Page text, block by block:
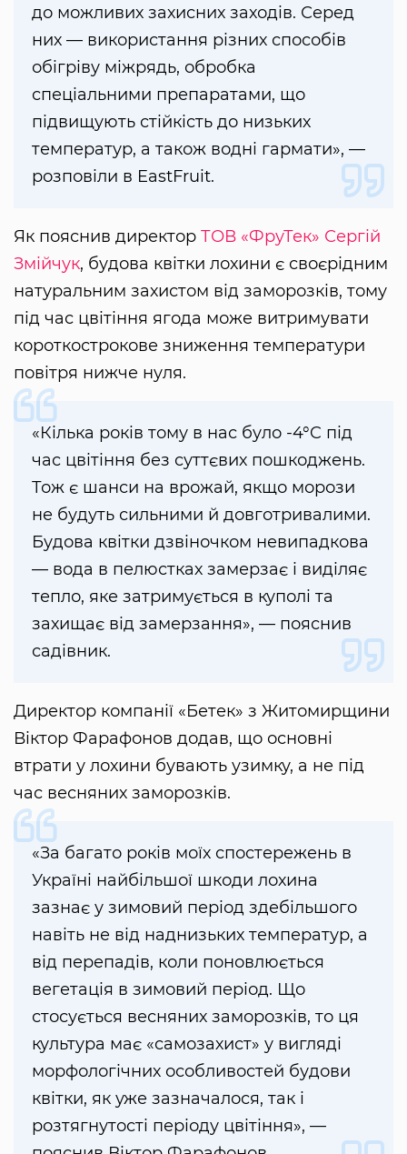
до можливих захисних заходів. Серед
них — використання різних способів
обігріву міжрядь, обробка
спеціальними препаратами, що
підвищують стійкість до низьких
температур, а також водні гармати», —
розповіли в EastFruit.
Як пояснив директор ТОВ «ФруТек» Сергій
Змійчук, будова квітки лохини є своєрідним
натуральним захистом від заморозків, тому
під час цвітіння ягода може витримувати
короткострокове зниження температури
повітря нижче нуля.
«Кілька років тому в нас було -4°C під
час цвітіння без суттєвих пошкоджень.
Тож є шанси на врожай, якщо морози
не будуть сильними й довготривалими.
Будова квітки дзвіночком невипадкова
— вода в пелюстках замерзає і виділяє
тепло, яке затримується в куполі та
захищає від замерзання», — пояснив
садівник.
Директор компанії «Бетек» з Житомирщини
Віктор Фарафонов додав, що основні
втрати у лохини бувають узимку, а не під
час весняних заморозків.
«За багато років моїх спостережень в
Україні найбільшої шкоди лохина
зазнає у зимовий період здебільшого
навіть не від наднизьких температур, а
від перепадів, коли поновлюється
вегетація в зимовий період. Що
стосується весняних заморозків, то ця
культура має «самозахист» у вигляді
морфологічних особливостей будови
квітки, як уже зазначалося, так і
розтягнутості періоду цвітіння», —